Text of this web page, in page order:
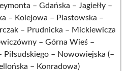
– Gdańska – Jagiełły –
– Kolejowa – Piastowska –
– Prudnicka – Mickiewicza
– Górna Wieś –
Piłsudskiego – Nowowiejska (–
– Konradowa)